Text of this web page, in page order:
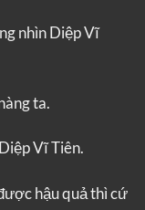
nhìn Diệp Vĩ
ta.
Vĩ Tiên.
hậu quả thì cứ